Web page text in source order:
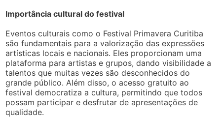
Importância cultural do festival
Eventos culturais como o Festival Primavera Curitiba
são fundamentais para a valorização das expressões
artísticas locais e nacionais. Eles proporcionam uma
plataforma para artistas e grupos, dando visibilidade a
talentos que muitas vezes são desconhecidos do
grande público. Além disso, o acesso gratuito ao
festival democratiza a cultura, permitindo que todos
possam participar e desfrutar de apresentações de
qualidade.